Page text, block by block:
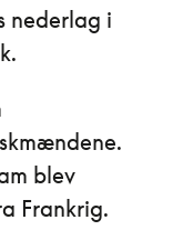
nederlag i
blev
Frankrig.